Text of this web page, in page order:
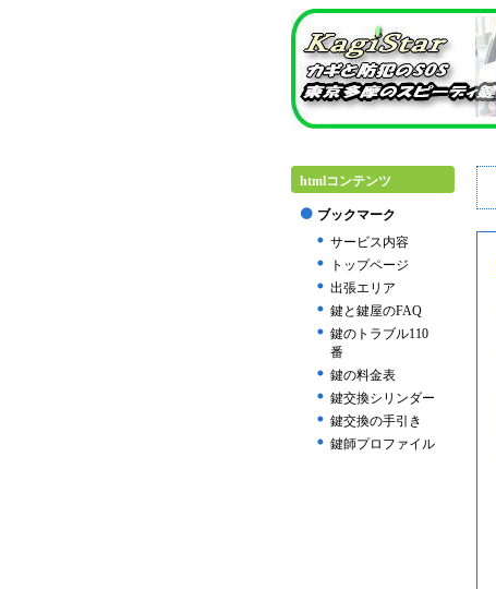
htmlコンテンツ
ブックマーク
サービス内容
トップページ
出張エリア
鍵と鍵屋のFAQ
鍵のトラブル110
番
鍵の料金表
鍵交換シリンダー
鍵交換の手引き
鍵師プロファイル